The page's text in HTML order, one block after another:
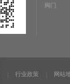
阀门
行业政策 网站